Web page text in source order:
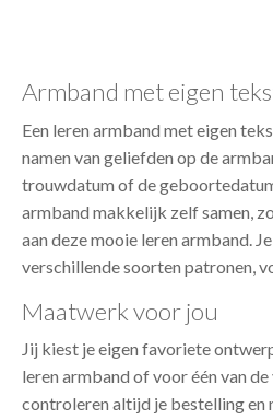
Armband met eigen
Een leren armband met eigen
namen van geliefden op de
trouwdatum of de
armband makkelijk zelf samen,
aan deze mooie leren armband.
verschillende soorten patronen,
Maatwerk voor jou
Jij kiest je eigen favoriete
leren armband of voor één van
controleren altijd je bestelling en